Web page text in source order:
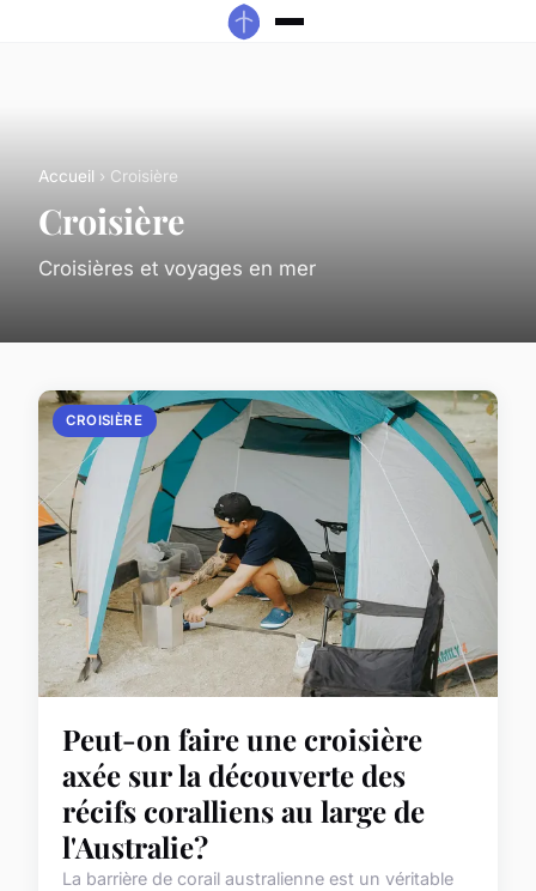
Accueil › Croisière
Croisière
Croisières et voyages en mer
CROISIÈRE
Peut-on faire une croisière
axée sur la découverte des
récifs coralliens au large de
l'Australie?
La barrière de corail australienne est un véritable